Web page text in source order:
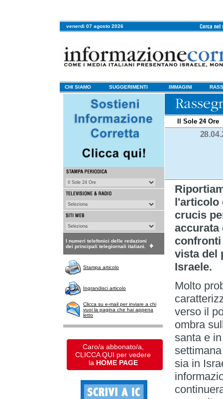
venerdi 07 agosto 2026
CHI SIAMO SUGGERIMENTI IMMAGINI
I numeri telefonici delle redazioni
dei principali telegiornali italiani.
Stampa articolo
Ingrandisci articolo
Clicca su e-mail per inviare a chi
vuoi la pagina che hai appena
letto
Caro/a abbonato/a,
CLICCA QUI per vedere
la HOME PAGE
Il Sole 24 Ore
l'articolo
crucis
accurata
confronti
vista del
Israele.
Molto
verso il
ombra
santa e
sia in